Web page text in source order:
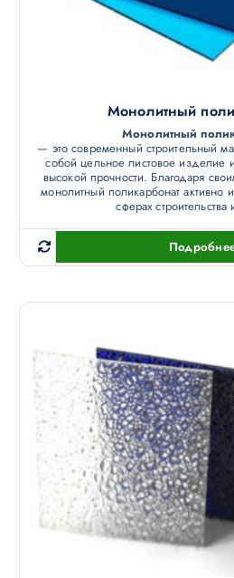
Монолитный
Монолитный
— это современный строительный
собой цельное листовое изделие
высокой прочности. Благодаря
монолитный поликарбонат активно
сферах